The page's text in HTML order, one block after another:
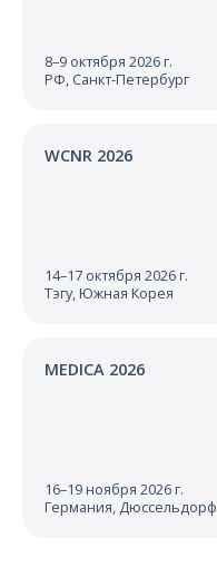
8–9 октября 2026 г.
РФ, Санкт-Петербург
WCNR 2026
14–17 октября 2026 г.
Тэгу, Южная Корея
MEDICA 2026
16–19 ноября 2026 г.
Германия, Дюссельдорф